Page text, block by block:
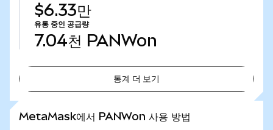
$6.33만
유통 중인 공급량
7.04천 PANWon
통계 더 보기
MetaMask에서 PANWon 사용 방법